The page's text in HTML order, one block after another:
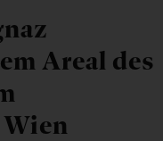
Areal des